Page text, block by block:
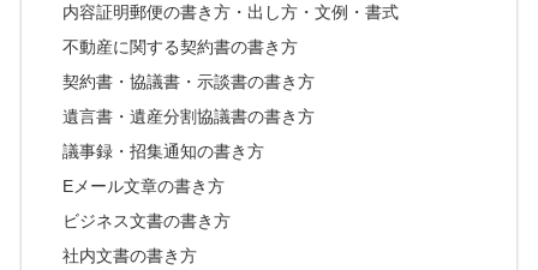
内容証明郵便の書き方・出し方・文例・書式
不動産に関する契約書の書き方
契約書・協議書・示談書の書き方
遺言書・遺産分割協議書の書き方
議事録・招集通知の書き方
Eメール文章の書き方
ビジネス文書の書き方
社内文書の書き方